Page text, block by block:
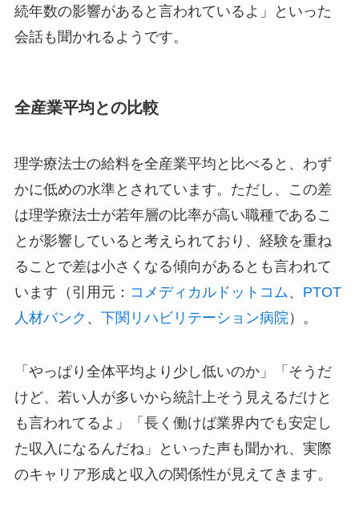
続年数の影響があると言われているよ」といった
会話も聞かれるようです。
全産業平均との比較
理学療法士の給料を全産業平均と比べると、わず
かに低めの水準とされています。ただし、この差
は理学療法士が若年層の比率が高い職種であるこ
とが影響していると考えられており、経験を重ね
ることで差は小さくなる傾向があるとも言われて
います（引用元： コメディカルドットコム 、 PTOT
人材バンク 、 下関リハビリテーション病院）。
「やっぱり全体平均より少し低いのか」「そうだ
けど、若い人が多いから統計上そう見えるだけと
も言われてるよ」「長く働けば業界内でも安定し
た収入になるんだね」といった声も聞かれ、実際
のキャリア形成と収入の関係性が見えてきます。